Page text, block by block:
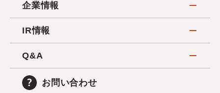
企業情報
IR情報
Q&A
お問い合わせ